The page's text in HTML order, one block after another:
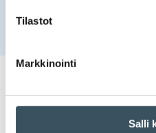
Tilastot
Markkinointi
Salli
Kuluttajien luottamus
27.03.2025 10:03 Uutiset
Kuluttajien